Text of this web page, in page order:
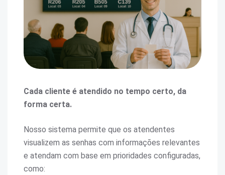
Cada cliente é atendido no tempo certo, da
forma certa.
Nosso sistema permite que os atendentes
visualizem as senhas com informações relevantes
e atendam com base em prioridades configuradas,
como: